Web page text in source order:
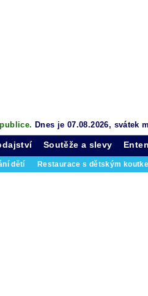
Dnes je 07.08.2026, svátek
dětí Restaurace s dětským
Soutěže a slevy